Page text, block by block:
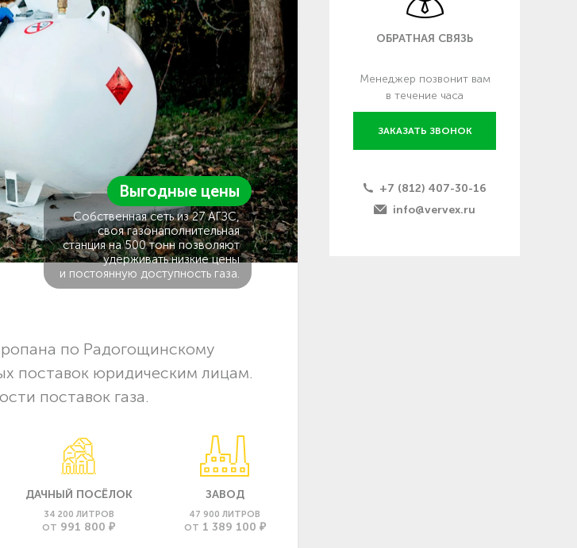
Выгодные цены
Собственная сеть из 27 АГЗС,
своя газонаполнительная
станция на 500 тонн позволяют
удерживать низкие цены
и постоянную доступность газа.
по Радогощинскому
поставок юридическим лицам.
поставок газа.
ДАЧНЫЙ ПОСЁЛОК
34 200 ЛИТРОВ
ОТ 991 800 ₽
ЗАВОД
47 900 ЛИТРОВ
ОТ 1 389 100 ₽
ОБРАТНАЯ СВЯЗЬ
Менеджер позвонит вам
в течение часа
ЗАКАЗАТЬ ЗВОНОК
+7 (812) 407-30-16
info@vervex.ru